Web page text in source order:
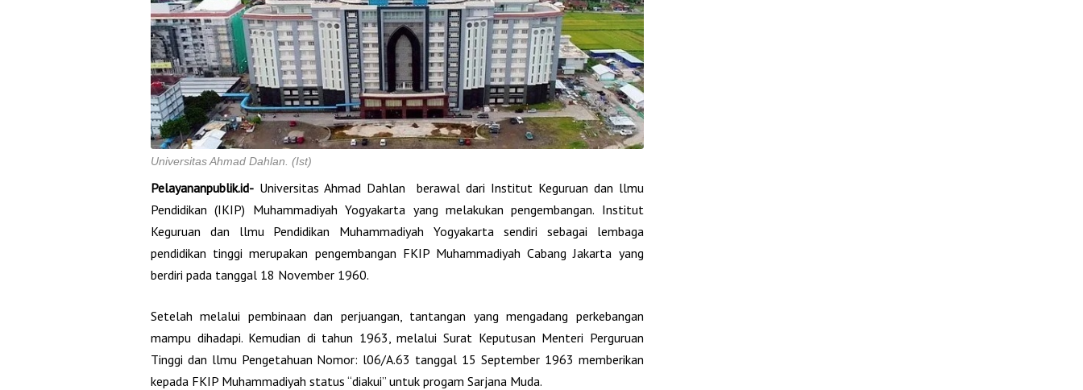
Universitas Ahmad Dahlan. (Ist)
Pelayananpublik.id- Universitas Ahmad Dahlan berawal dari Institut Keguruan dan llmu
Pendidikan (IKIP) Muhammadiyah Yogyakarta yang melakukan pengembangan. Institut
Keguruan dan llmu Pendidikan Muhammadiyah Yogyakarta sendiri sebagai lembaga
pendidikan tinggi merupakan pengembangan FKIP Muhammadiyah Cabang Jakarta yang
berdiri pada tanggal 18 November 1960.
Setelah melalui pembinaan dan perjuangan, tantangan yang mengadang perkebangan
mampu dihadapi. Kemudian di tahun 1963, melalui Surat Keputusan Menteri Perguruan
Tinggi dan llmu Pengetahuan Nomor: l06/A.63 tanggal 15 September 1963 memberikan
kepada FKIP Muhammadiyah status “diakui” untuk progam Sarjana Muda.